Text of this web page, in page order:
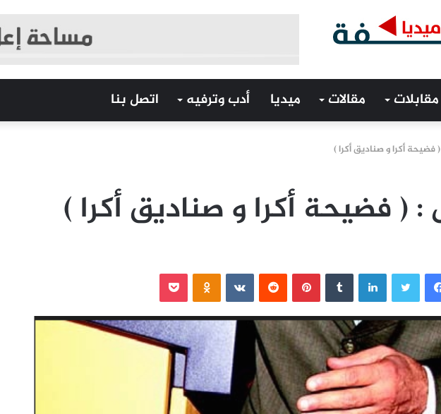
مقابلات مقالات ميديا أدب وترفيه اتصل بنا
أكرا و صناديق أكرا )
( فضيحة أكرا و صناديق أكرا )
فيسبوك لينكدإن بينتيريست